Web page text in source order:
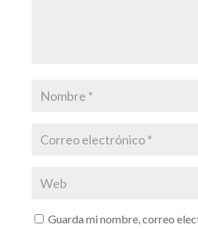
Guarda mi nombre, correo